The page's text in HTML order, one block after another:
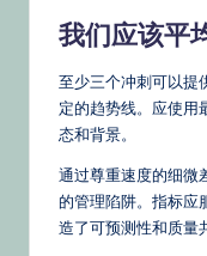
我们应该平
至少三个冲刺可以提
定的趋势线。应使用
态和背景。
通过尊重速度的细微
的管理陷阱。指标应
造了可预测性和质量